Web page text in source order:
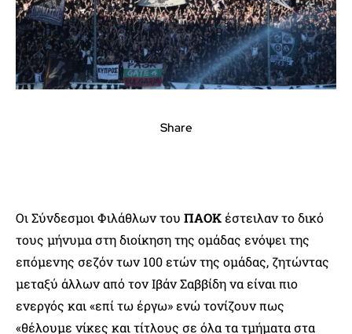
Share
Οι Σύνδεσμοι Φιλάθλων του ΠΑΟΚέστειλαν το δικό
τους μήνυμα στη διοίκηση της ομάδας ενόψει της
επόμενης σεζόν των 100 ετών της ομάδας, ζητώντας
μεταξύ άλλων από τον Ιβάν Σαββίδη να είναι πιο
ενεργός και «επί τω έργω» ενώ τονίζουν πως
«θέλουμε νίκες και τίτλους σε όλα τα τμήματα στα